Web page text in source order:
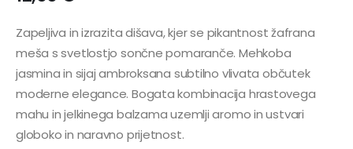
Zapeljiva in izrazita dišava, kjer se pikantnost žafrana
meša s svetlostjo sončne pomaranče. Mehkoba
jasmina in sijaj ambroksana subtilno vlivata občutek
moderne elegance. Bogata kombinacija hrastovega
mahu in jelkinega balzama uzemlji aromo in ustvari
globoko in naravno prijetnost.